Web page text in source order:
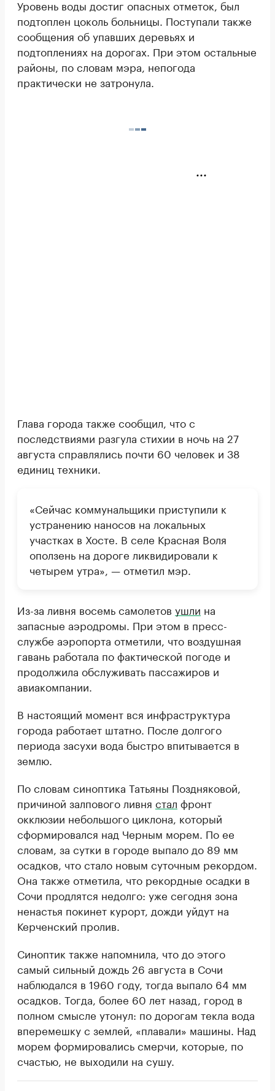
Уровень воды достиг опасных отметок, был
подтоплен цоколь больницы. Поступали также
сообщения об упавших деревьях и
подтоплениях на дорогах. При этом остальные
районы, по словам мэра, непогода
практически не затронула.
Глава города также сообщил, что с
последствиями разгула стихии в ночь на 27
августа справлялись почти 60 человек и 38
единиц техники.
«Сейчас коммунальщики приступили к
устранению наносов на локальных
участках в Хосте. В селе Красная Воля
оползень на дороге ликвидировали к
четырем утра», — отметил мэр.
Из-за ливня восемь самолетов ушли на
запасные аэродромы. При этом в пресс-
службе аэропорта отметили, что воздушная
гавань работала по фактической погоде и
продолжила обслуживать пассажиров и
авиакомпании.
В настоящий момент вся инфраструктура
города работает штатно. После долгого
периода засухи вода быстро впитывается в
землю.
По словам синоптика Татьяны Поздняковой,
причиной залпового ливня стал фронт
окклюзии небольшого циклона, который
сформировался над Черным морем. По ее
словам, за сутки в городе выпало до 89 мм
осадков, что стало новым суточным рекордом.
Она также отметила, что рекордные осадки в
Сочи продлятся недолго: уже сегодня зона
ненастья покинет курорт, дожди уйдут на
Керченский пролив.
Синоптик также напомнила, что до этого
самый сильный дождь 26 августа в Сочи
наблюдался в 1960 году, тогда выпало 64 мм
осадков. Тогда, более 60 лет назад, город в
полном смысле утонул: по дорогам текла вода
вперемешку с землей, «плавали» машины. Над
морем формировались смерчи, которые, по
счастью, не выходили на сушу.